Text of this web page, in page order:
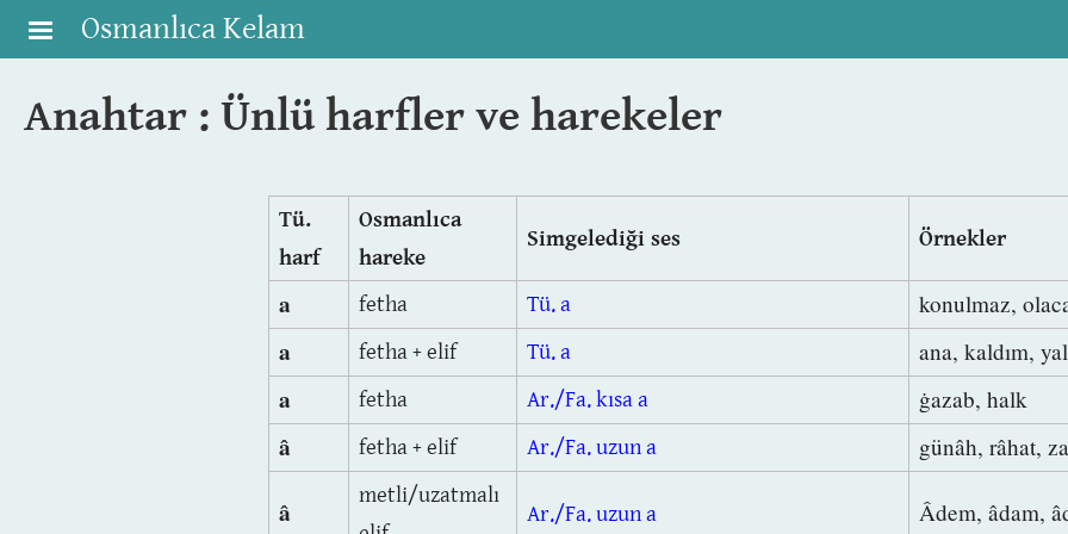
Skip to main content
Osmanlıca Kelam
Anahtar : Ünlü harfler ve harekeler
Tü.
harf
Osmanlıca
hareke
Simgelediği ses Örnekler
a fetha Tü. a konulmaz,
a fetha + elif Tü. a ana, kaldım,
a fetha Ar./Fa. kısa a ġazab, halk
â fetha + elif Ar./Fa. uzun a günâh, râhat,
â
metli/uzatmalı
Ar./Fa. uzun a Âdem, âdam,